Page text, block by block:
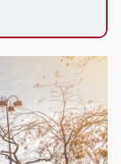
de 1, 3, 4 o
Es
a la
El
Euros/52